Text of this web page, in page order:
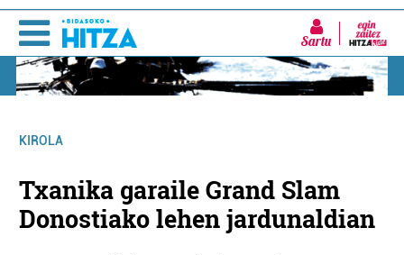
Sartu
KIROLA
Txanika garaile Grand Slam
Donostiako lehen jardunaldian